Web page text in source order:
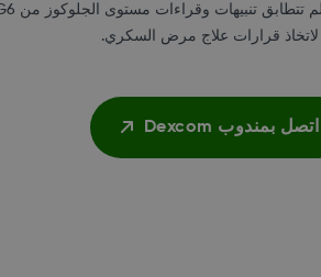
لاتخاذ قرارات علاج مرض السكري.
اتصل بمندوب Dexcom